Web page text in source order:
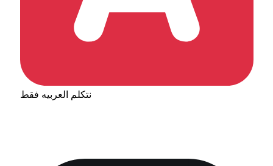
نتكلم العربيه فقط